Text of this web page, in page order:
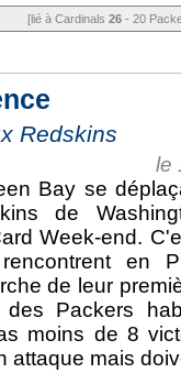
[lié à Cardinals 26 - 20
Redskins
le
Bay se
de
Week-end.
en
de leur
Packers
moins de 8
attaque mais